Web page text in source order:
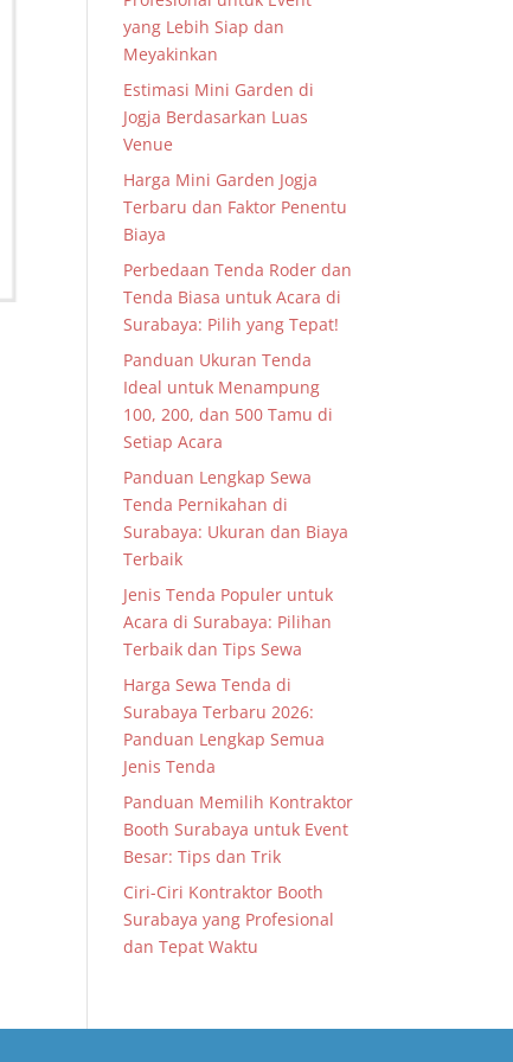
yang Lebih Siap dan
Meyakinkan
Estimasi Mini Garden di
Jogja Berdasarkan Luas
Venue
Harga Mini Garden Jogja
Terbaru dan Faktor Penentu
Biaya
Perbedaan Tenda Roder dan
Tenda Biasa untuk Acara di
Surabaya: Pilih yang Tepat!
Panduan Ukuran Tenda
Ideal untuk Menampung
100, 200, dan 500 Tamu di
Setiap Acara
Panduan Lengkap Sewa
Tenda Pernikahan di
Surabaya: Ukuran dan Biaya
Terbaik
Jenis Tenda Populer untuk
Acara di Surabaya: Pilihan
Terbaik dan Tips Sewa
Harga Sewa Tenda di
Surabaya Terbaru 2026:
Panduan Lengkap Semua
Jenis Tenda
Panduan Memilih Kontraktor
Booth Surabaya untuk Event
Besar: Tips dan Trik
Ciri-Ciri Kontraktor Booth
Surabaya yang Profesional
dan Tepat Waktu